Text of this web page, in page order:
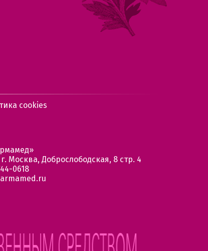
cookies
г. Москва, Доброслободская, 8 стр. 4
0618